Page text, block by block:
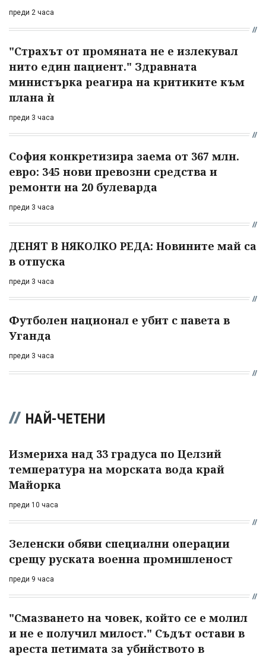
преди 2 часа
"Страхът от промяната не е излекувал
нито един пациент." Здравната
министърка реагира на критиките към
плана ѝ
преди 3 часа
София конкретизира заема от 367 млн.
евро: 345 нови превозни средства и
ремонти на 20 булеварда
преди 3 часа
ДЕНЯТ В НЯКОЛКО РЕДА: Новините май са
в отпуска
преди 3 часа
Футболен национал е убит с павета в
Уганда
преди 3 часа
НАЙ-ЧЕТЕНИ
Измериха над 33 градуса по Целзий
температура на морската вода край
Майорка
преди 10 часа
Зеленски обяви специални операции
срещу руската военна промишленост
преди 9 часа
"Смазването на човек, който се е молил
и не е получил милост." Съдът остави в
ареста петимата за убийството в